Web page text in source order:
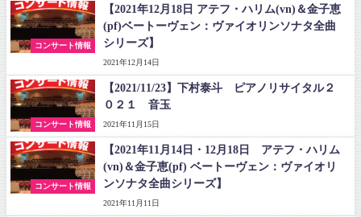
コンサート情報
【2021年12月18日 アテフ・ハリム(vn)＆金子恵
(pf)ベートーヴェン：ヴァイオリンソナタ全曲
シリーズ】
2021年12月14日
コンサート情報
【2021/11/23】下村泰斗 ピアノリサイタル２
０２１ 音玉
2021年11月15日
コンサート情報
【2021年11月14日・12月18日 アテフ・ハリム
(vn)＆金子恵(pf) ベートーヴェン：ヴァイオリ
ンソナタ全曲シリーズ】
2021年11月11日